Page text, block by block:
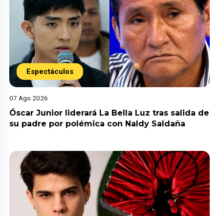
Espectáculos
07 Ago 2026
Óscar Junior liderará La Bella Luz tras salida de
su padre por polémica con Naldy Saldaña